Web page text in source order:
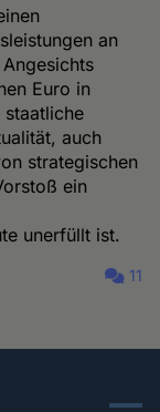
an
Euro in
auch
strategischen
ein
unerfüllt ist.
11